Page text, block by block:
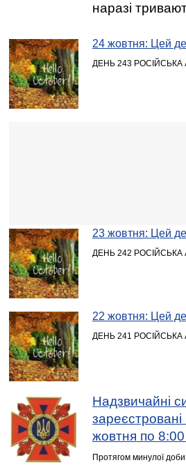
наразі
24 жовтня: Цей
ДЕНЬ 243 РОСІЙСЬКА
23 жовтня: Цей
ДЕНЬ 242 РОСІЙСЬКА
22 жовтня: Цей
ДЕНЬ 241 РОСІЙСЬКА
Надзвичайні
зареєстровані
жовтня по
Протягом минулої